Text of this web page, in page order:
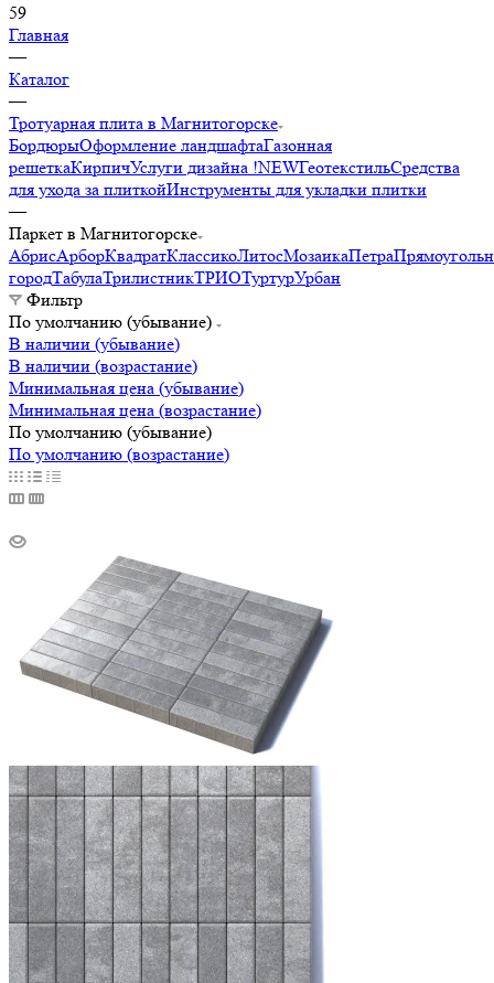
59
Главная
—
Каталог
—
Тротуарная плита в Магнитогорске
БордюрыОформление ландшафтаГазонная
решеткаКирпичУслуги дизайна !NEWГеотекстильСредства
для ухода за плиткойИнструменты для укладки плитки
—
Паркет в Магнитогорске
АбрисАрборКвадратКлассикоЛитосМозаикаПетра
городТабулаТрилистникТРИОТуртурУрбан
Фильтр
По умолчанию (убывание)
В наличии (убывание)
В наличии (возрастание)
Минимальная цена (убывание)
Минимальная цена (возрастание)
По умолчанию (убывание)
По умолчанию (возрастание)